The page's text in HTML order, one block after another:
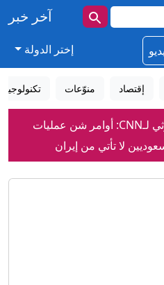
آخر خبر
إختر الدولة
إقتصاد منوّعات تكنولوجيا
مسؤول حوثي لـCNN: أوامر شن عمليات
لا تأتي من إيران
سعودي تركي باكستاني..